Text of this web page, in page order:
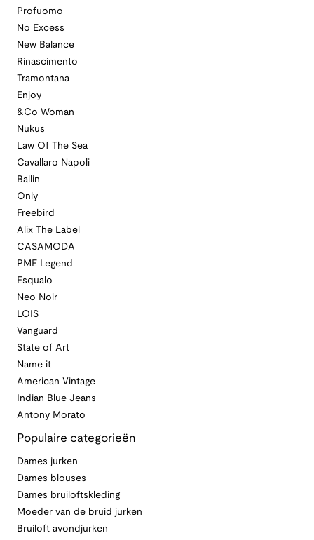
Profuomo
No Excess
New Balance
Rinascimento
Tramontana
Enjoy
&Co Woman
Nukus
Law Of The Sea
Cavallaro Napoli
Ballin
Only
Freebird
Alix The Label
CASAMODA
PME Legend
Esqualo
Neo Noir
LOIS
Vanguard
State of Art
Name it
American Vintage
Indian Blue Jeans
Antony Morato
Populaire categorieën
Dames jurken
Dames blouses
Dames bruiloftskleding
Moeder van de bruid jurken
Bruiloft avondjurken